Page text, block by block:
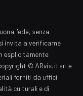
fede, senza
invita a verificarne
esplicitamente
© ARvis.it srl e
forniti da uffici
culturali e di